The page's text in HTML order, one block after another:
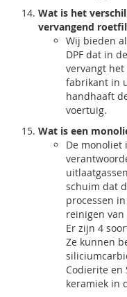
Wat is het
vervangend
Wij bieden
DPF dat in
vervangt
fabrikant in
handhaaft
voertuig.
Wat is een
De monoliet
schuim dat
processen
reinigen
Er zijn 4
Ze kunnen
Codierite en
keramiek in